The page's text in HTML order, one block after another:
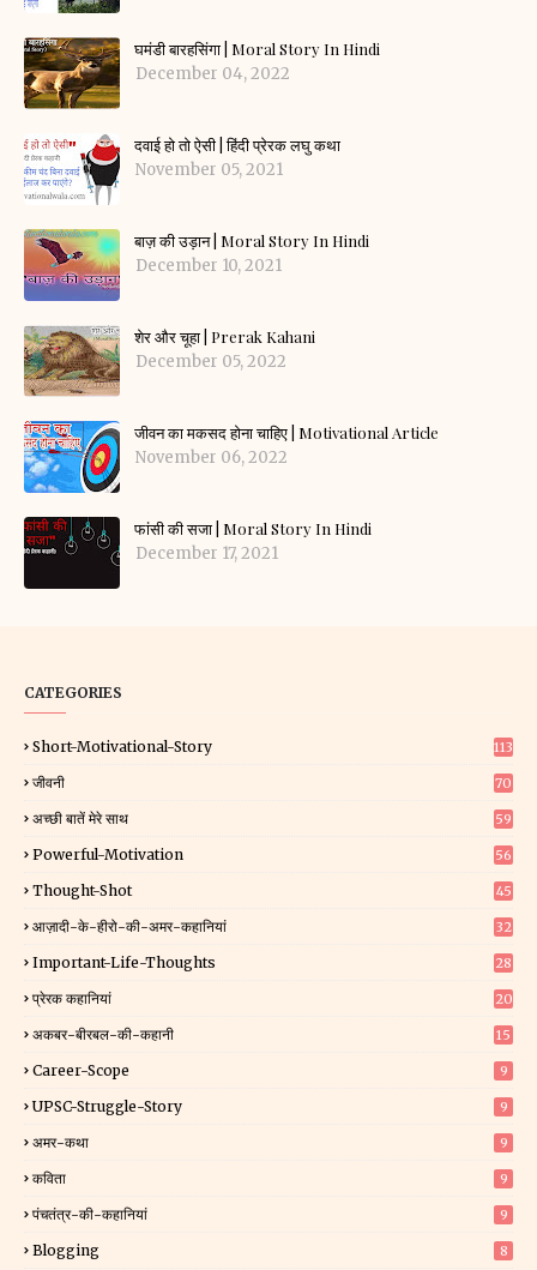
घमंडी बारहसिंगा | Moral Story In Hindi
December 04, 2022
दवाई हो तो ऐसी | हिंदी प्रेरक लघु कथा
November 05, 2021
बाज़ की उड़ान | Moral Story In Hindi
December 10, 2021
शेर और चूहा | Prerak Kahani
December 05, 2022
जीवन का मकसद होना चाहिए | Motivational Article
November 06, 2022
फांसी की सजा | Moral Story In Hindi
December 17, 2021
CATEGORIES
Short-Motivational-Story 113
जीवनी 70
अच्छी बातें मेरे साथ 59
Powerful-Motivation 56
Thought-Shot 45
आज़ादी-के-हीरो-की-अमर-कहानियां 32
Important-Life-Thoughts 28
प्रेरक कहानियां 20
अकबर-बीरबल-की-कहानी 15
Career-Scope 9
UPSC-Struggle-Story 9
अमर-कथा 9
कविता 9
पंचतंत्र-की-कहानियां 9
Blogging 8